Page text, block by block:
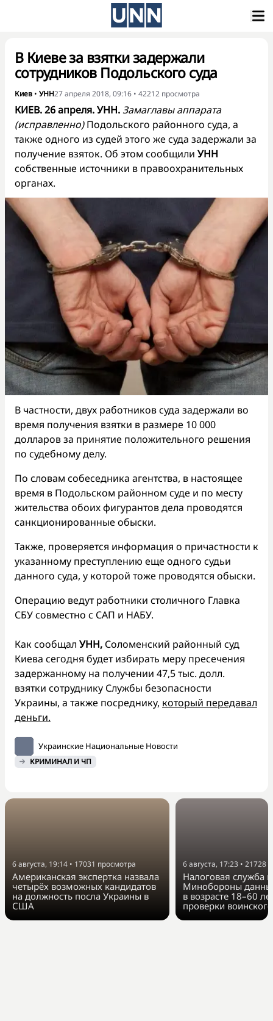
В Киеве за взятки задержали
сотрудников Подольского суда
Киев • УНН27 апреля 2018, 09:16 • 42212 просмотра
КИЕВ. 26 апреля. УНН.Замаглавы аппарата
(исправленно)Подольского районного суда, а
также одного из судей этого же суда задержали за
получение взяток. Об этом сообщили УНН
собственные источники в правоохранительных
органах.
В частности, двух работников суда задержали во
время получения взятки в размере 10 000
долларов за принятие положительного решения
по судебному делу.
По словам собеседника агентства, в настоящее
время в Подольском районном суде и по месту
жительства обоих фигурантов дела проводятся
санкционированные обыски.
Также, проверяется информация о причастности к
указанному преступлению еще одного судьи
данного суда, у которой тоже проводятся обыски.
Операцию ведут работники столичного Главка
СБУ совместно с САП и НАБУ.
Как сообщал УНН, Соломенский районный суд
Киева сегодня будет избирать меру пресечения
задержанному на получении 47,5 тыс. долл.
взятки сотруднику Службы безопасности
Украины, а также посреднику, который передавал
деньги.
Украинские Национальные Новости
КРИМИНАЛ И ЧП
6 августа, 19:14 • 17031 просмотра
Американская экспертка назвала
четырёх возможных кандидатов
на должность посла Украины в
США
6 августа, 17:23 • 21728
Налоговая служба
Минобороны
в возрасте 18–60
проверки